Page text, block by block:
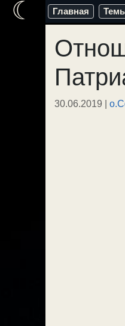
Перейти
содержимому
Главная
30.06.2019 |
☾